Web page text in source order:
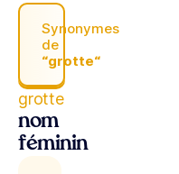
Synonymes
de
“grotte“
grotte
nom
féminin